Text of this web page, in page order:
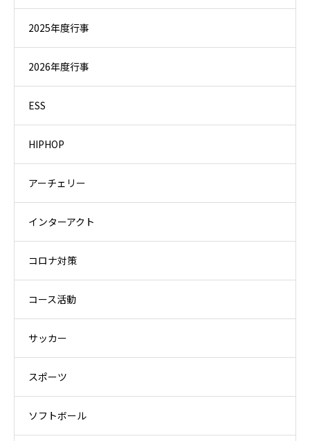
2025年度行事
2026年度行事
ESS
HIPHOP
アーチェリー
インターアクト
コロナ対策
コース活動
サッカー
スポーツ
ソフトボール